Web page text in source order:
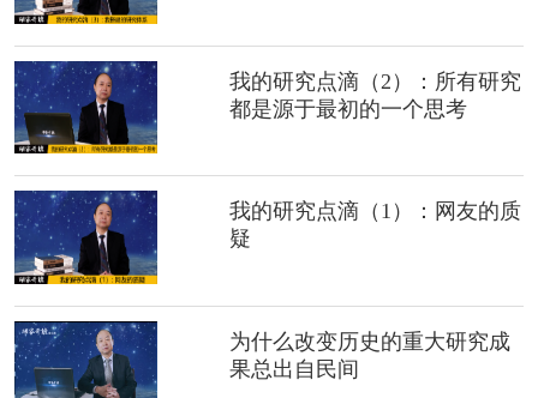
我的研究点滴（2）：所有研究
都是源于最初的一个思考
我的研究点滴（1）：网友的质
疑
为什么改变历史的重大研究成
果总出自民间